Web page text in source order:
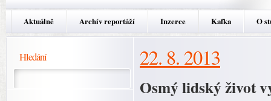
Aktuálně Archív reportáží Inzerce Kafka O
Hledání 22. 8. 2013
Osmý lidský život